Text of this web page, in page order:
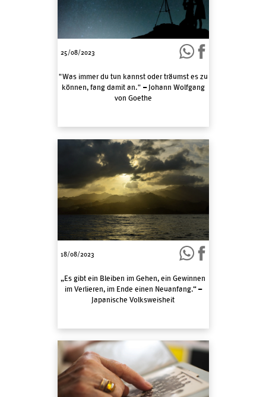
25/08/2023
"Was immer du tun kannst oder träumst es zu
können, fang damit an." – Johann Wolfgang
von Goethe
18/08/2023
„Es gibt ein Bleiben im Gehen, ein Gewinnen
im Verlieren, im Ende einen Neuanfang.“ –
Japanische Volksweisheit